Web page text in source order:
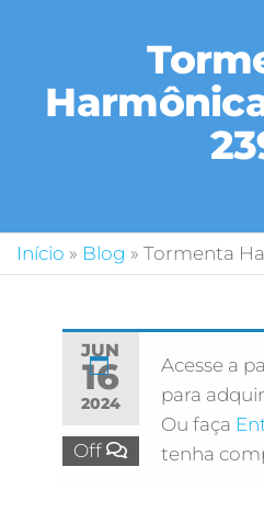
Início » Blog » Tormenta
JUN
16
2024
Off
Acesse a
para
Ou faça
tenha